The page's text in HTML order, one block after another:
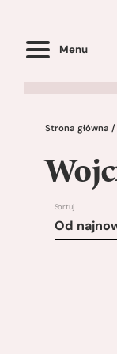
Menu
Strona główna /
Sortuj
Od